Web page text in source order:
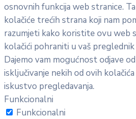
osnovnih funkcija web stranice.
kolačiće trećih strana koji nam
razumjeti kako koristite ovu web
kolačići pohraniti u vaš
Dajemo vam mogućnost odjave
isključivanje nekih od ovih
iskustvo pregledavanja.
Funkcionalni
Funkcionalni